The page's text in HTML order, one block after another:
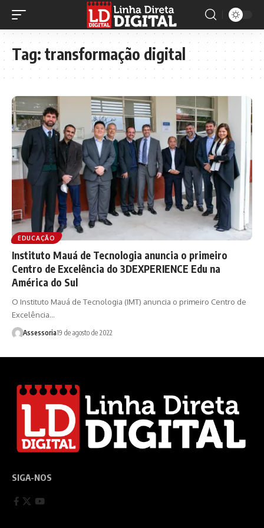
Tag: transformação digital
EDUCAÇÃO
Instituto Mauá de Tecnologia anuncia o primeiro
Centro de Excelência do 3DEXPERIENCE Edu na
América do Sul
O Instituto Mauá de Tecnologia (IMT) anuncia o primeiro Centro de
Excelência…
Assessoria19 de agosto de 2022
SIGA-NOS